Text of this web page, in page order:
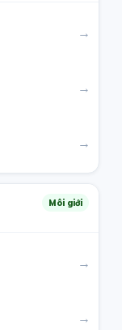
→
→
→
Môi giới
→
→